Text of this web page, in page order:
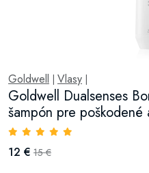
Goldwell Vlasy
Goldwell Dualsenses
šampón pre poškodené
12 € 15 €